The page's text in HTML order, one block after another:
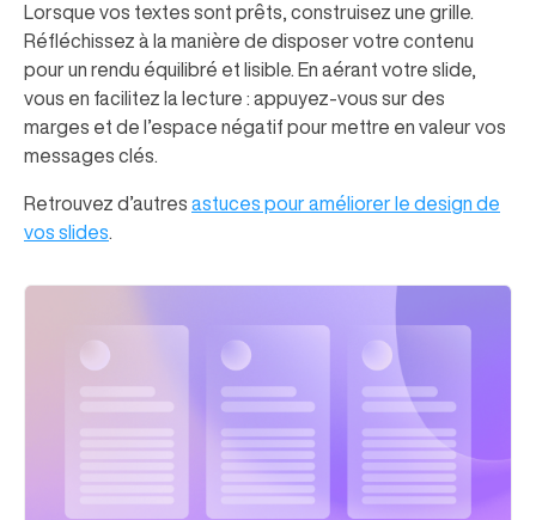
Lorsque vos textes sont prêts, construisez une grille.
Réfléchissez à la manière de disposer votre contenu
pour un rendu équilibré et lisible. En aérant votre slide,
vous en facilitez la lecture : appuyez-vous sur des
marges et de l’espace négatif pour mettre en valeur vos
messages clés.
Retrouvez d’autres astuces pour améliorer le design de
vos slides